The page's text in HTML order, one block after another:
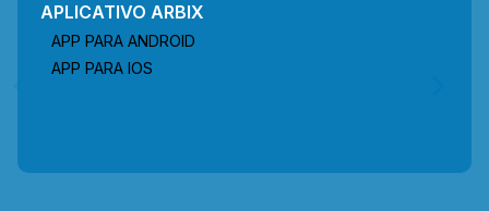
APLICATIVO ARBIX
APP PARA ANDROID
APP PARA IOS